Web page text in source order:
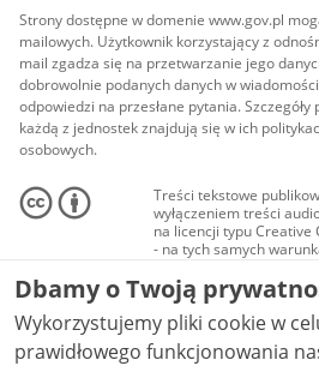
Strony dostępne w domenie www.gov.pl
mailowych. Użytkownik korzystający z
mail zgadza się na przetwarzanie jego
dobrowolnie podanych danych w
odpowiedzi na przesłane pytania.
każdą z jednostek znajdują się w ich
osobowych.
Treści tekstowe
wyłączeniem treści
na licencji typu Creative
- na tych samych
Materiały
audio i wideo, są
Creative Commons:
niekomercyjne - bez
NC-ND 4.0), o ile nie
Dbamy o Twoją
Wykorzystujemy pliki cookie w
prawidłowego funkcjonowania